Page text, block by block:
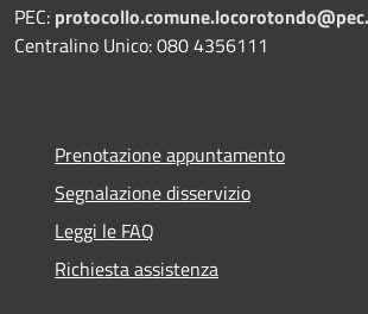
PEC:
Centralino Unico: 080 4356111
Prenotazione appuntamento
Segnalazione disservizio
Leggi le FAQ
Richiesta assistenza